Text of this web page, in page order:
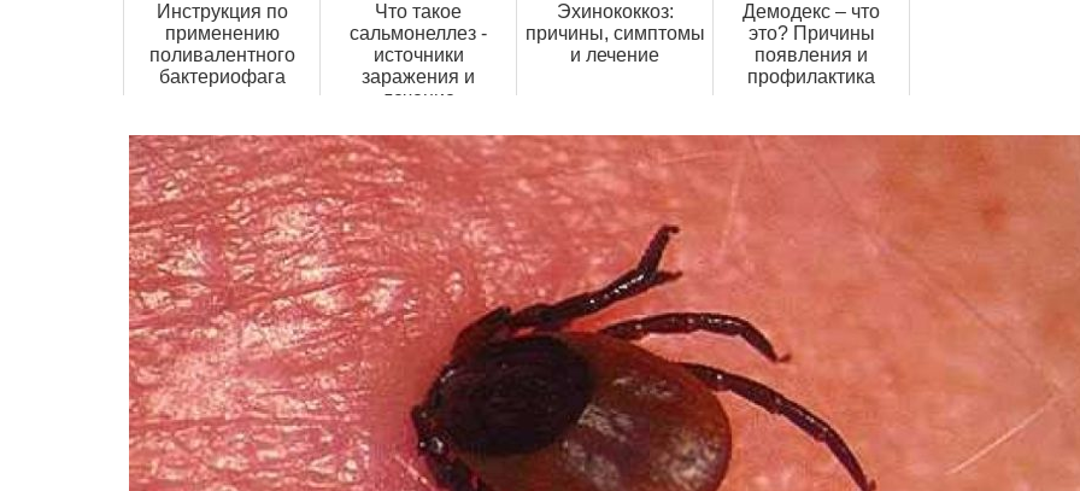
Инструкция по
применению
поливалентного
бактериофага
Что такое
сальмонеллез -
источники
заражения и
лечение
Эхинококкоз:
причины, симптомы
и лечение
Демодекс – что
это? Причины
появления и
профилактика